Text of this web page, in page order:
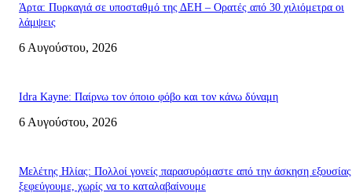
Άρτα: Πυρκαγιά σε υποσταθμό της ΔΕΗ – Ορατές από 30 χιλιόμετρα οι
λάμψεις
6 Αυγούστου, 2026
Idra Kayne: Παίρνω τον όποιο φόβο και τον κάνω δύναμη
6 Αυγούστου, 2026
Μελέτης Ηλίας: Πολλοί γονείς παρασυρόμαστε από την άσκηση εξουσίας
ξεφεύγουμε, χωρίς να το καταλαβαίνουμε